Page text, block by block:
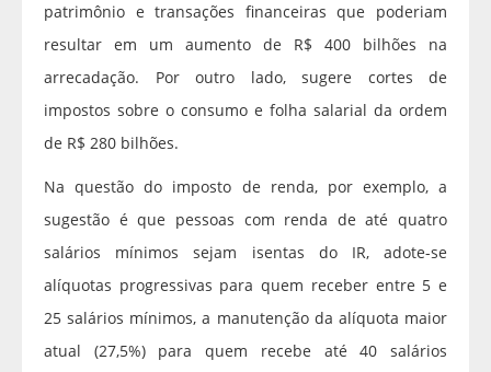
patrimônio e transações financeiras que poderiam
resultar em um aumento de R$ 400 bilhões na
arrecadação. Por outro lado, sugere cortes de
impostos sobre o consumo e folha salarial da ordem
de R$ 280 bilhões.
Na questão do imposto de renda, por exemplo, a
sugestão é que pessoas com renda de até quatro
salários mínimos sejam isentas do IR, adote-se
alíquotas progressivas para quem receber entre 5 e
25 salários mínimos, a manutenção da alíquota maior
atual (27,5%) para quem recebe até 40 salários